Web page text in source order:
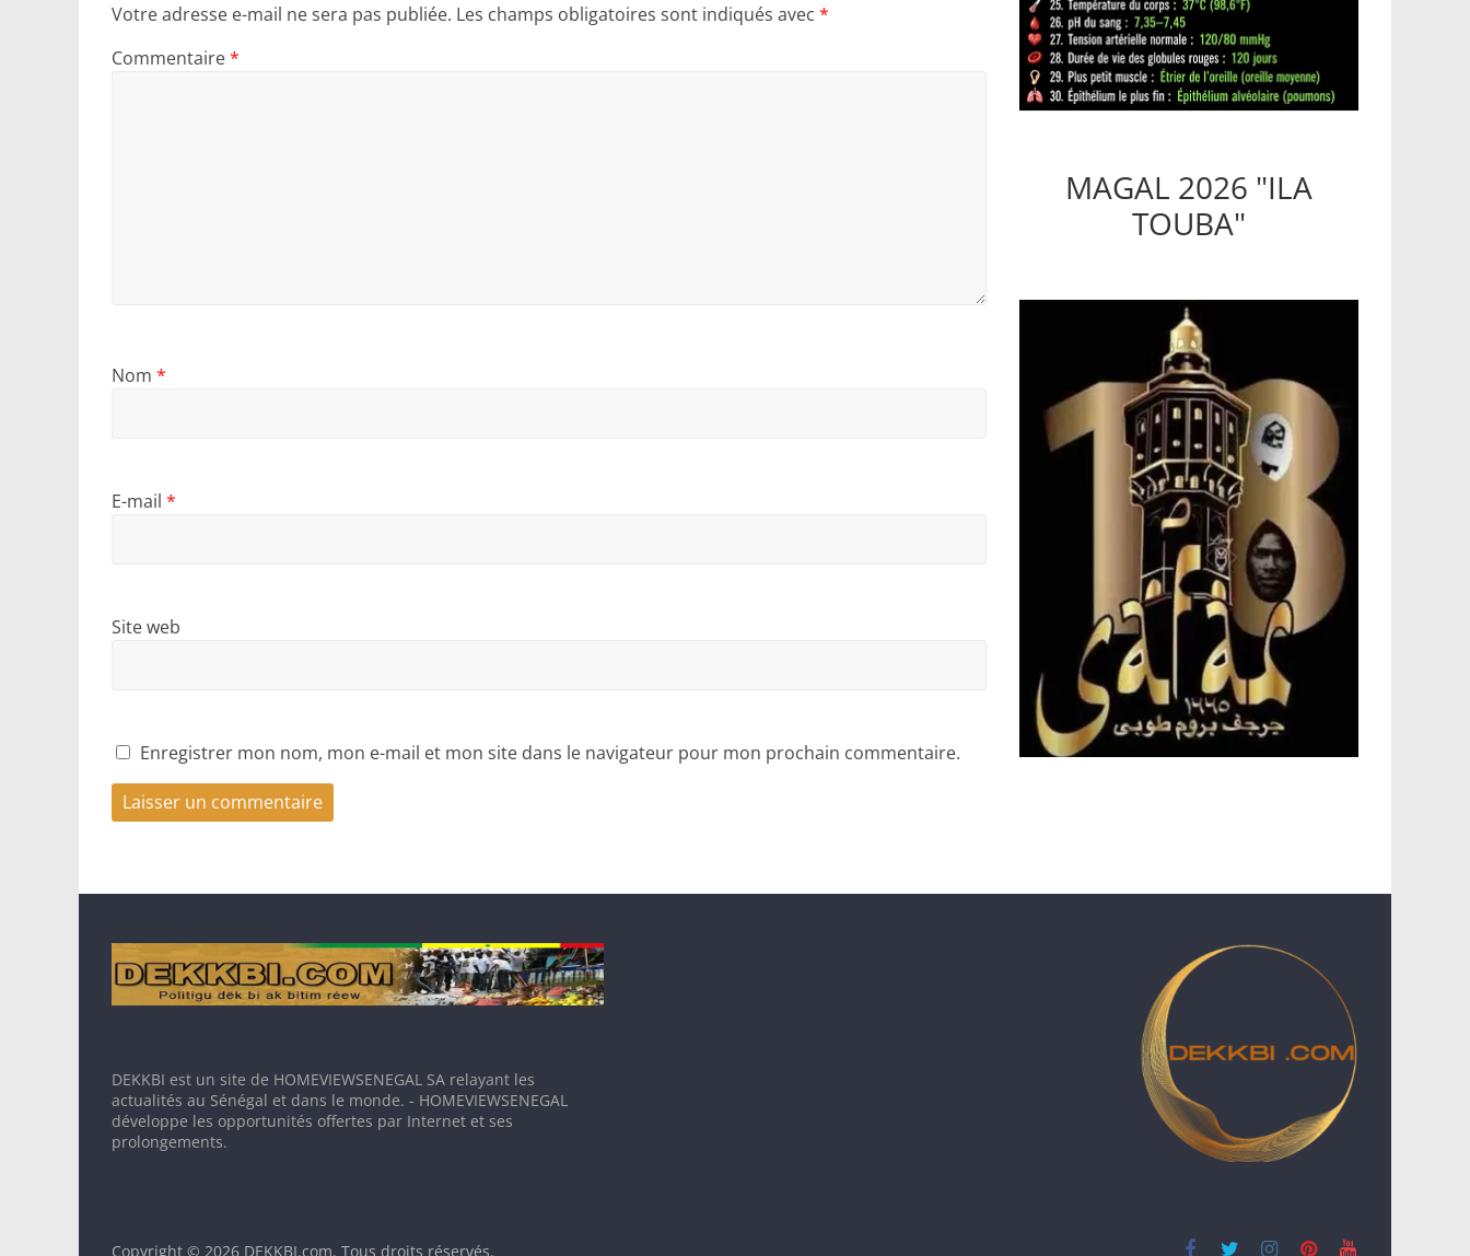
Votre adresse e-mail ne sera pas publiée. Les champs obligatoires sont indiqués avec *
Commentaire*
Nom *
E-mail *
Site web
Enregistrer mon nom, mon e-mail et mon site dans le navigateur pour mon prochain commentaire.
MAGAL 2026 "ILA
TOUBA"
DEKKBI est un site de HOMEVIEWSENEGAL SA relayant les
actualités au Sénégal et dans le monde. - HOMEVIEWSENEGAL
développe les opportunités offertes par Internet et ses
prolongements.
Copyright © 2026 DEKKBI.com. Tous droits réservés.